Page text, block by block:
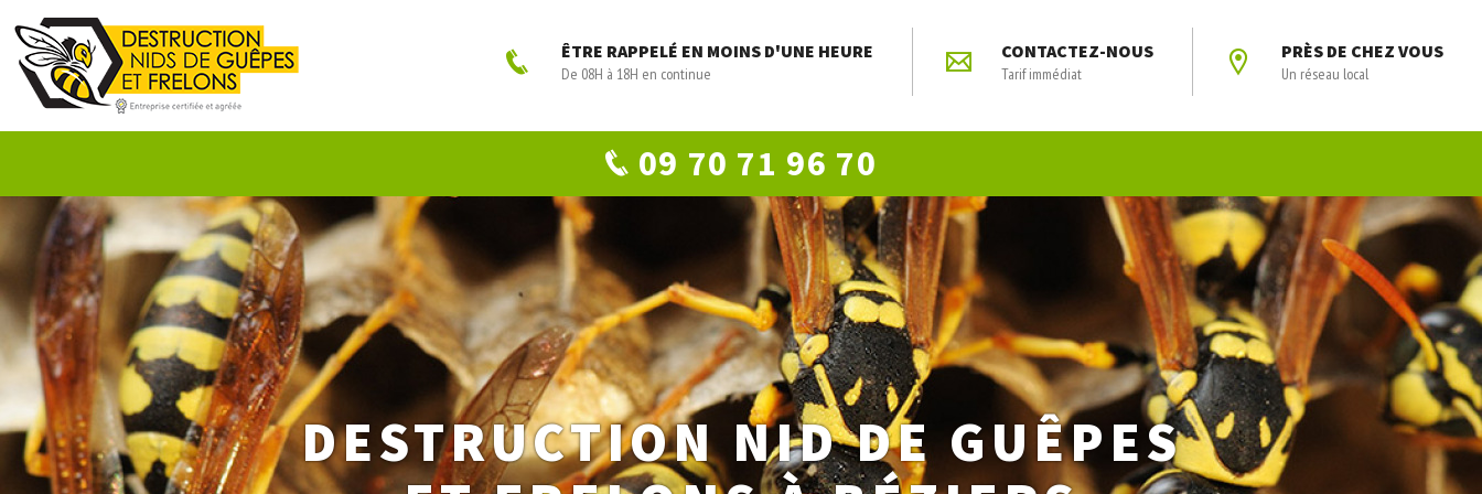
ÊTRE RAPPELÉ EN MOINS D'UNE HEURE
De 08H à 18H en continue
CONTACTEZ-NOUS
Tarif immédiat
PRÈS DE CHEZ VOUS
Un réseau local
09 70 71 96 70
DESTRUCTION NID DE GUÊPES